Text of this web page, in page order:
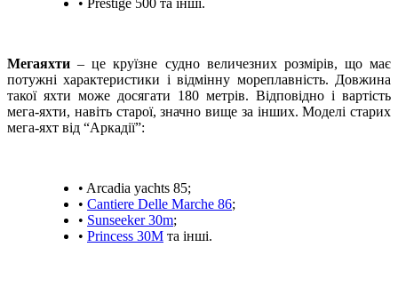
Мегаяхти – це круїзне судно величезних розмірів, що має
потужні характеристики і відмінну мореплавність. Довжина
такої яхти може досягати 180 метрів. Відповідно і вартість
мега-яхти, навіть старої, значно вище за інших. Моделі старих
мега-яхт від “Аркадії”:
• Arcadia yachts 85;
• Cantiere Delle Marche 86;
• Sunseeker 30m;
• Princess 30M та інші.